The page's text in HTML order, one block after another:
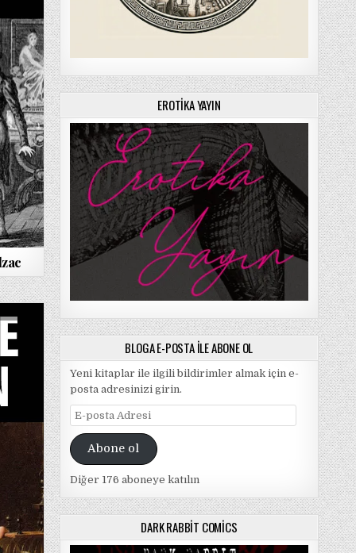
EROTIKA YAYIN
BLOGA E-POSTA ILE ABONE OL
Yeni kitaplar ile ilgili bildirimler almak için e-
posta adresinizi girin.
E-
posta
AdresiAbone ol
Diğer 176 aboneye katılın
DARK RABBIT COMICS